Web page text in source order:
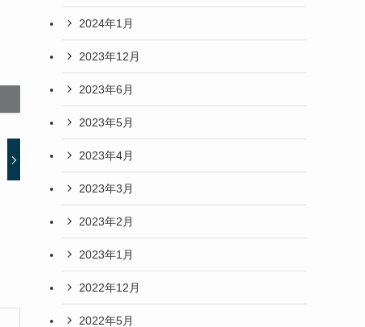
2024年1月
2023年12月
2023年6月
2023年5月
2023年4月
2023年3月
2023年2月
2023年1月
2022年12月
2022年5月